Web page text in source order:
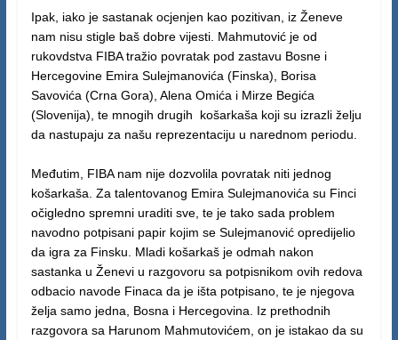
Ipak, iako je sastanak ocjenjen kao pozitivan, iz Ženeve
nam nisu stigle baš dobre vijesti. Mahmutović je od
rukovdstva FIBA tražio povratak pod zastavu Bosne i
Hercegovine Emira Sulejmanovića (Finska), Borisa
Savovića (Crna Gora), Alena Omića i Mirze Begića
(Slovenija), te mnogih drugih košarkaša koji su izrazli želju
da nastupaju za našu reprezentaciju u narednom periodu.
Međutim, FIBA nam nije dozvolila povratak niti jednog
košarkaša. Za talentovanog Emira Sulejmanovića su Finci
očigledno spremni uraditi sve, te je tako sada problem
navodno potpisani papir kojim se Sulejmanović opredijelio
da igra za Finsku. Mladi košarkaš je odmah nakon
sastanka u Ženevi u razgovoru sa potpisnikom ovih redova
odbacio navode Finaca da je išta potpisano, te je njegova
želja samo jedna, Bosna i Hercegovina. Iz prethodnih
razgovora sa Harunom Mahmutovićem, on je istakao da su